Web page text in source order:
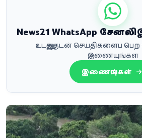
News21 WhatsApp
உடனுக்குடன் செய்திகளைப்
இணையுங்கள்
இணையுங்கள்